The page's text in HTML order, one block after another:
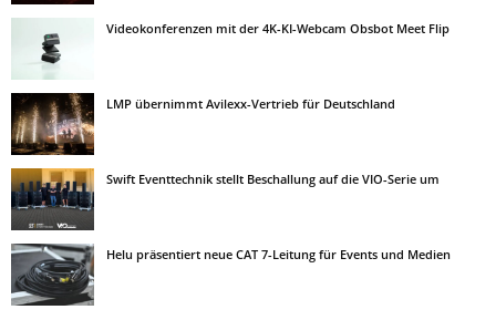
Videokonferenzen mit der 4K-KI-Webcam Obsbot Meet Flip
LMP übernimmt Avilexx-Vertrieb für Deutschland
Swift Eventtechnik stellt Beschallung auf die VIO-Serie um
Helu präsentiert neue CAT 7-Leitung für Events und Medien